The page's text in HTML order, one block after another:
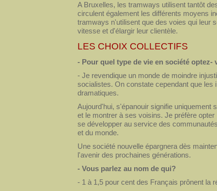
A Bruxelles, les tramways utilisent tantôt
circulent également les différents moyens
tramways n'utilisent que des voies qui leur
vitesse et d'élargir leur clientèle.
LES CHOIX COLLECTIFS
- Pour quel type de vie en société optez-
- Je revendique un monde de moindre
socialistes. On constate cependant que
dramatiques.
Aujourd'hui, s'épanouir signifie uniquement
et le montrer à ses voisins. Je préfère
se développer au service des
et du monde.
Une société nouvelle épargnera dès
l'avenir des prochaines générations.
- Vous parlez au nom de qui?
- 1 à 1,5 pour cent des Français prônent la